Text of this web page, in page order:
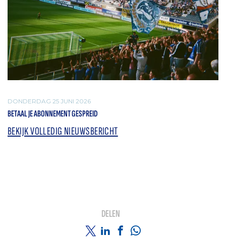
DONDERDAG 25 JUNI 2026
BETAAL JE ABONNEMENT GESPREID
BEKIJK VOLLEDIG NIEUWSBERICHT
DELEN